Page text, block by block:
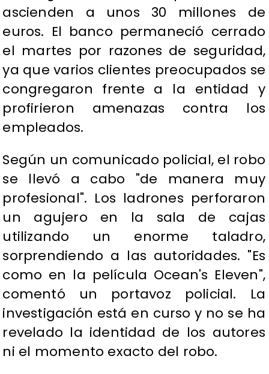
ascienden a unos 30 millones de
euros. El banco permaneció cerrado
el martes por razones de seguridad,
ya que varios clientes preocupados se
congregaron frente a la entidad y
profirieron amenazas contra los
empleados.
Según un comunicado policial, el robo
se llevó a cabo "de manera muy
profesional". Los ladrones perforaron
un agujero en la sala de cajas
utilizando un enorme taladro,
sorprendiendo a las autoridades. "Es
como en la película Ocean's Eleven",
comentó un portavoz policial. La
investigación está en curso y no se ha
revelado la identidad de los autores
ni el momento exacto del robo.